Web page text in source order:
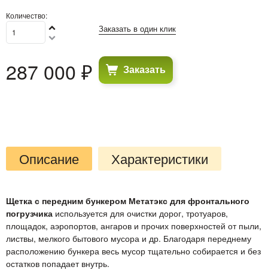
Количество:
287 000 ₽
Заказать в один клик
Заказать
Описание Характеристики
Щетка с передним бункером Метатэкс для фронтального
погрузчика используется для очистки дорог, тротуаров,
площадок, аэропортов, ангаров и прочих поверхностей от пыли,
листвы, мелкого бытового мусора и др. Благодаря переднему
расположению бункера весь мусор тщательно собирается и без
остатков попадает внутрь.